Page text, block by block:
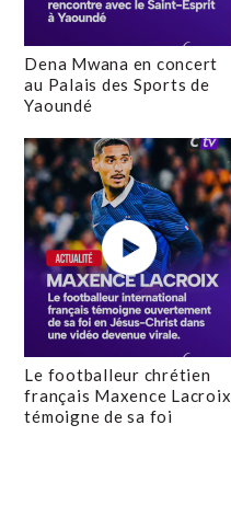
Dena Mwana en concert
au Palais des Sports de
Yaoundé
Le footballeur chrétien
français Maxence Lacroix
témoigne de sa foi